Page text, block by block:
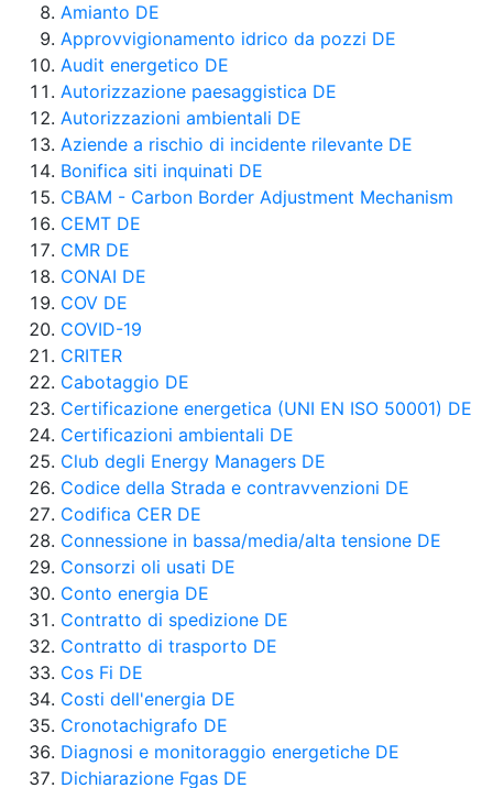
Amianto DE
Approvvigionamento idrico da pozzi DE
Audit energetico DE
Autorizzazione paesaggistica DE
Autorizzazioni ambientali DE
Aziende a rischio di incidente rilevante DE
Bonifica siti inquinati DE
CBAM - Carbon Border Adjustment Mechanism
CEMT DE
CMR DE
CONAI DE
COV DE
COVID-19
CRITER
Cabotaggio DE
Certificazione energetica (UNI EN ISO 50001) DE
Certificazioni ambientali DE
Club degli Energy Managers DE
Codice della Strada e contravvenzioni DE
Codifica CER DE
Connessione in bassa/media/alta tensione DE
Consorzi oli usati DE
Conto energia DE
Contratto di spedizione DE
Contratto di trasporto DE
Cos Fi DE
Costi dell'energia DE
Cronotachigrafo DE
Diagnosi e monitoraggio energetiche DE
Dichiarazione Fgas DE